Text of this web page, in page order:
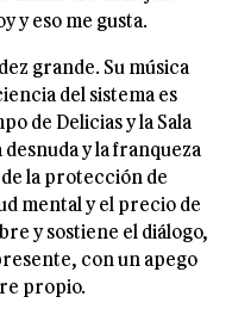
y eso me gusta.
grande. Su música
del sistema es
de Delicias y la Sala
y la franqueza
la protección de
mental y el precio de
y sostiene el diálogo,
con un apego
propio.